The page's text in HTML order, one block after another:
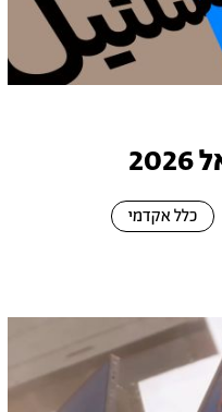
כלל אקדמי